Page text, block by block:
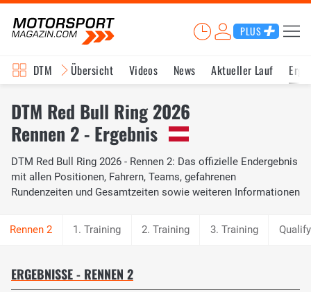
PLUS
DTM Übersicht Videos News Aktueller Lauf
DTM Red Bull Ring 2026
Rennen 2 - Ergebnis
DTM Red Bull Ring 2026 - Rennen 2: Das offizielle Endergebnis
mit allen Positionen, Fahrern, Teams, gefahrenen
Rundenzeiten und Gesamtzeiten sowie weiteren Informationen
1. Training 2. Training 3. Training
ERGEBNISSE - RENNEN 2